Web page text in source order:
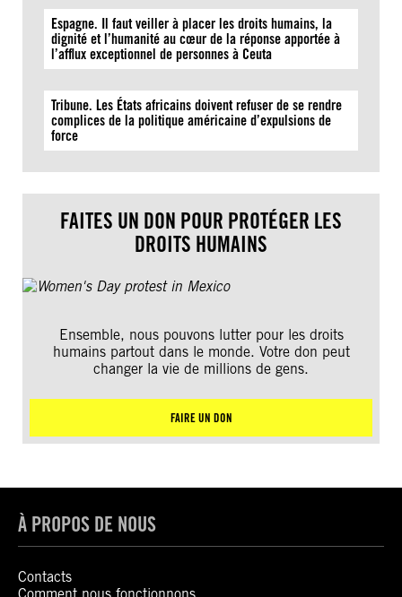
Espagne. Il faut veiller à placer les droits humains, la
dignité et l’humanité au cœur de la réponse apportée à
l’afflux exceptionnel de personnes à Ceuta
Tribune. Les États africains doivent refuser de se rendre
complices de la politique américaine d’expulsions de
force
FAITES UN DON POUR PROTÉGER LES
DROITS HUMAINS
Ensemble, nous pouvons lutter pour les droits
humains partout dans le monde. Votre don peut
changer la vie de millions de gens.
FAIRE UN DON
À PROPOS DE NOUS
Contacts